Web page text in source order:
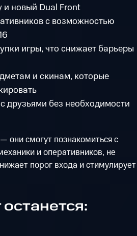
новый Dual Front
с возможностью
игры, что снижает барьеры
и скинам, которые
друзьями без необходимости
они смогут познакомиться с
и оперативников, не
порог входа и стимулирует